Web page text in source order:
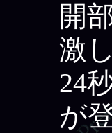
開
激
24
が